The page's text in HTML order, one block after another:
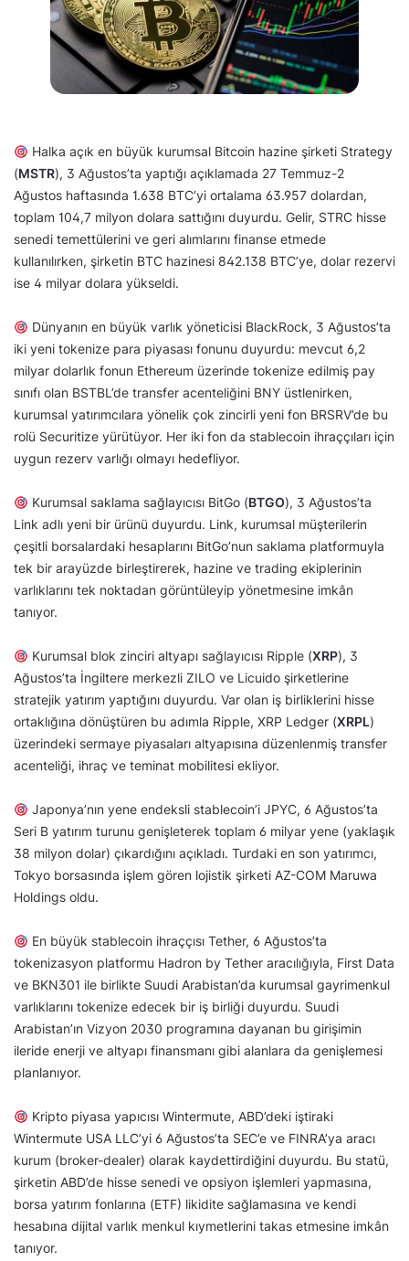
Halka açık en büyük kurumsal Bitcoin hazine şirketi Strategy
(MSTR), 3 Ağustos’ta yaptığı açıklamada 27 Temmuz-2
Ağustos haftasında 1.638 BTC’yi ortalama 63.957 dolardan,
toplam 104,7 milyon dolara sattığını duyurdu. Gelir, STRC hisse
senedi temettülerini ve geri alımlarını finanse etmede
kullanılırken, şirketin BTC hazinesi 842.138 BTC’ye, dolar rezervi
ise 4 milyar dolara yükseldi.
Dünyanın en büyük varlık yöneticisi BlackRock, 3 Ağustos’ta
iki yeni tokenize para piyasası fonunu duyurdu: mevcut 6,2
milyar dolarlık fonun Ethereum üzerinde tokenize edilmiş pay
sınıfı olan BSTBL’de transfer acenteliğini BNY üstlenirken,
kurumsal yatırımcılara yönelik çok zincirli yeni fon BRSRV’de bu
rolü Securitize yürütüyor. Her iki fon da stablecoin ihraççıları için
uygun rezerv varlığı olmayı hedefliyor.
Kurumsal saklama sağlayıcısı BitGo (BTGO), 3 Ağustos’ta
Link adlı yeni bir ürünü duyurdu. Link, kurumsal müşterilerin
çeşitli borsalardaki hesaplarını BitGo’nun saklama platformuyla
tek bir arayüzde birleştirerek, hazine ve trading ekiplerinin
varlıklarını tek noktadan görüntüleyip yönetmesine imkân
tanıyor.
Kurumsal blok zinciri altyapı sağlayıcısı Ripple (XRP), 3
Ağustos’ta İngiltere merkezli ZILO ve Licuido şirketlerine
stratejik yatırım yaptığını duyurdu. Var olan iş birliklerini hisse
ortaklığına dönüştüren bu adımla Ripple, XRP Ledger (XRPL)
üzerindeki sermaye piyasaları altyapısına düzenlenmiş transfer
acenteliği, ihraç ve teminat mobilitesi ekliyor.
Japonya’nın yene endeksli stablecoin’i JPYC, 6 Ağustos’ta
Seri B yatırım turunu genişleterek toplam 6 milyar yene (yaklaşık
38 milyon dolar) çıkardığını açıkladı. Turdaki en son yatırımcı,
Tokyo borsasında işlem gören lojistik şirketi AZ-COM Maruwa
Holdings oldu.
En büyük stablecoin ihraççısı Tether, 6 Ağustos’ta
tokenizasyon platformu Hadron by Tether aracılığıyla, First Data
ve BKN301 ile birlikte Suudi Arabistan’da kurumsal gayrimenkul
varlıklarını tokenize edecek bir iş birliği duyurdu. Suudi
Arabistan’ın Vizyon 2030 programına dayanan bu girişimin
ileride enerji ve altyapı finansmanı gibi alanlara da genişlemesi
planlanıyor.
Kripto piyasa yapıcısı Wintermute, ABD’deki iştiraki
Wintermute USA LLC’yi 6 Ağustos’ta SEC’e ve FINRA’ya aracı
kurum (broker-dealer) olarak kaydettirdiğini duyurdu. Bu statü,
şirketin ABD’de hisse senedi ve opsiyon işlemleri yapmasına,
borsa yatırım fonlarına (ETF) likidite sağlamasına ve kendi
hesabına dijital varlık menkul kıymetlerini takas etmesine imkân
tanıyor.